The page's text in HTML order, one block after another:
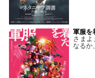
軍服
さまよ
なる